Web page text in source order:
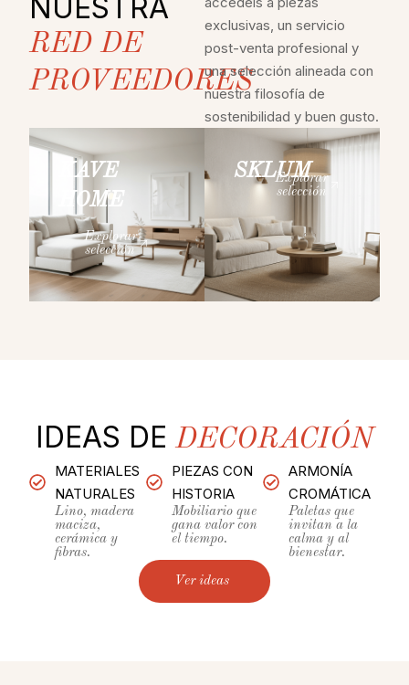
NUESTRA
RED DE
PROVEEDORES
exclusivas, un servicio
post-venta profesional y
una selección alineada con
nuestra filosofía de
sostenibilidad y buen gusto.
KAVE
HOME
Explorar
selección
SKLUM
Explorar
selección
IDEAS DE DECORACIÓN
MATERIALES
NATURALES
Lino, madera
maciza,
cerámica y
fibras.
PIEZAS CON
HISTORIA
Mobiliario que
gana valor con
el tiempo.
ARMONÍA
CROMÁTICA
Paletas que
invitan a la
calma y al
bienestar.
Ver ideas